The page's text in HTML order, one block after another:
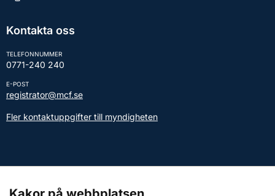
Kontakta oss
TELEFONNUMMER
0771-240 240
E-POST
registrator@mcf.se
Fler kontaktuppgifter till myndigheten